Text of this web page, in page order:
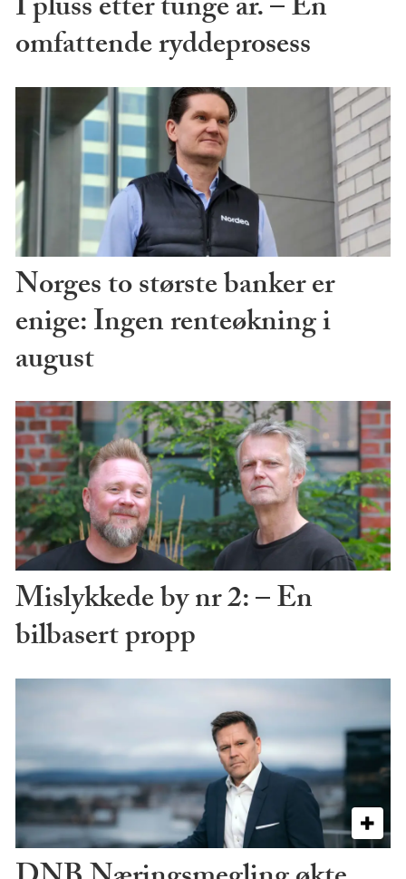
I pluss etter tunge år. – En
omfattende ryddeprosess
Norges to største banker er
enige: Ingen renteøkning i
august
Mislykkede by nr 2: – En
bilbasert propp